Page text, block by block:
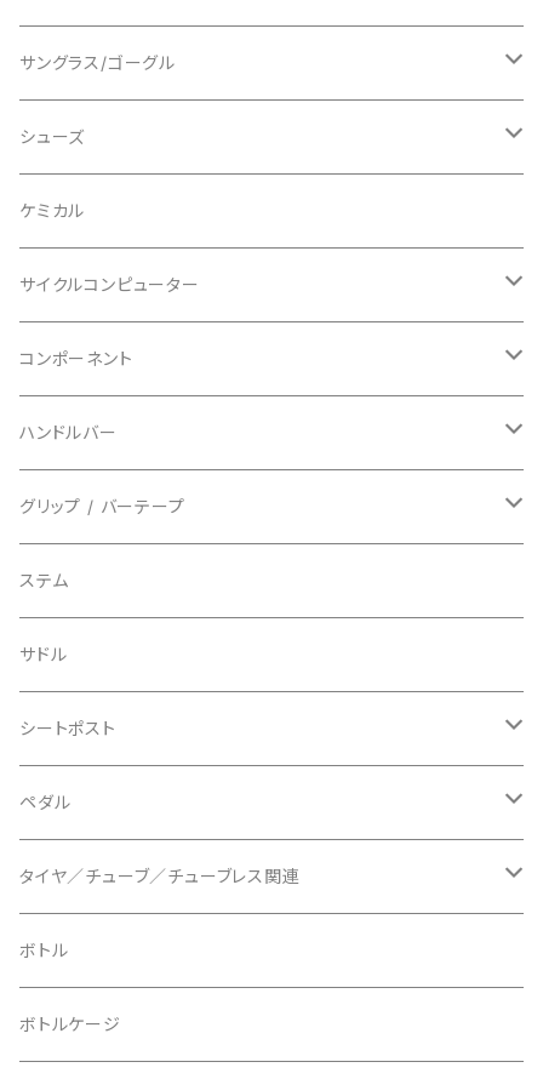
AVID/アヴィド
BAR MITTS/バーミッツ
BAZOOKA/バズーカ
BBB/ビービービー
BELL/ベル
BIKEHAND/バイクハンド
BIO RACER/ビオレーサー
BIKEYOKE/バイクヨーク
BLACKBURN/ブラックバーン
BLB/ビーエルビー
BLUEGRASS/ブルーグラス
BONTRAGER/ボントレガー
BURGTEC/バーグテック
BUSCH＋MULLER/ブッシュ＆ミュラー
ショートスリーブ
ショーツ
ビブタイプ
パンツ / タイツ
上下セット
グローブ
指切り
フルフィンガー
ソックス
シューズカバー
キャップ
その他
ニー/膝
その他
ロード
マウンテンバイク
フルフェイス
キッズ
サングラス/ゴーグル
アクセサリー
シューズ
ロード
グラベル
マウンテンバイク
フラットペダル用
ビンディングペダル用
インソール
ケミカル
サイクルコンピューター
ヘッドユニット
センサー
アクセサリー
コンポーネント
カセットスプロケット
シフターマウント
ステムスペーサー
ケーブル類
チェーンガイド／キャッチャー
チェーンリング
ディスクブレーキ
ブレーキローター
ブレーキパッド
ディレーラーハンガー
トップキャップ
ハンドルバー
ドロップハンドル
フラット/ライザーバー
グリップ / バーテープ
グリップ
バーテープ
グリップカラー / バーエンドキャップ
ステム
サドル
シートポスト
ドロッパーポスト
シートクランプ
ペダル
ビンディングペダル
フラットペダル
クリート
タイヤ／チューブ／チューブレス関連
700c
29" / 27.5"
ボトル
ボトルケージ